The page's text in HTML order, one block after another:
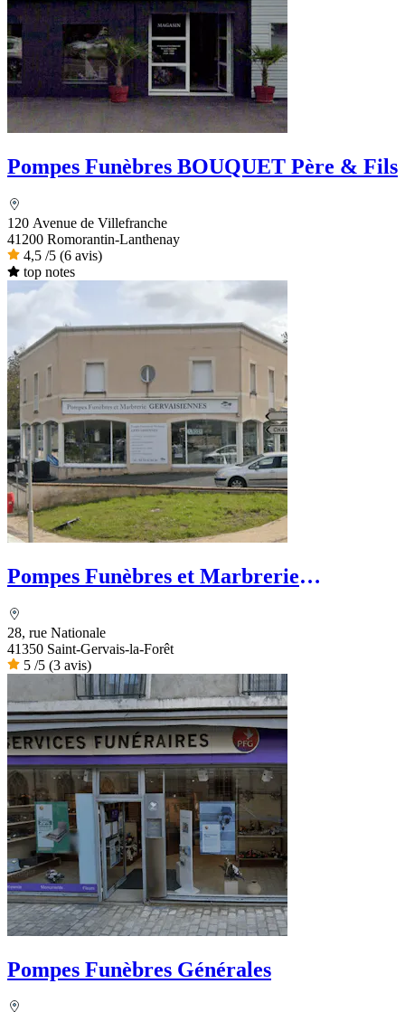
Pompes Funèbres BOUQUET Père & Fils
120 Avenue de Villefranche
41200 Romorantin-Lanthenay
4,5 /5 (6 avis)
top notes
Pompes Funèbres et Marbrerie
28, rue Nationale
41350 Saint-Gervais-la-Forêt
5 /5 (3 avis)
Pompes Funèbres Générales